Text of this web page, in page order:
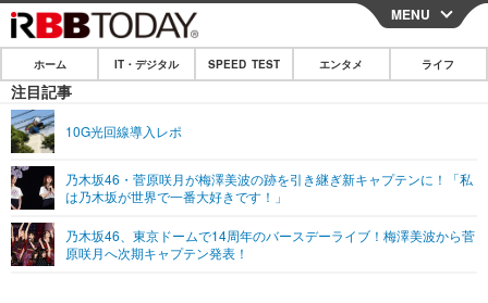
CLOSE
ホーム
IT・デジタル
ネタ
ショッピング その他
SPEED TEST
エンタメ
エンタメTOP
ライフ
MENU
ホーム IT・デジタル SPEED TEST エンタメ ライフ
注目記事
10G光回線導入レポ
乃木坂46・菅原咲月が梅澤美波の跡を引き継ぎ新キャプテンに！「私
は乃木坂が世界で一番大好きです！」
乃木坂46、東京ドームで14周年のバースデーライブ！梅澤美波から菅
原咲月へ次期キャプテン発表！